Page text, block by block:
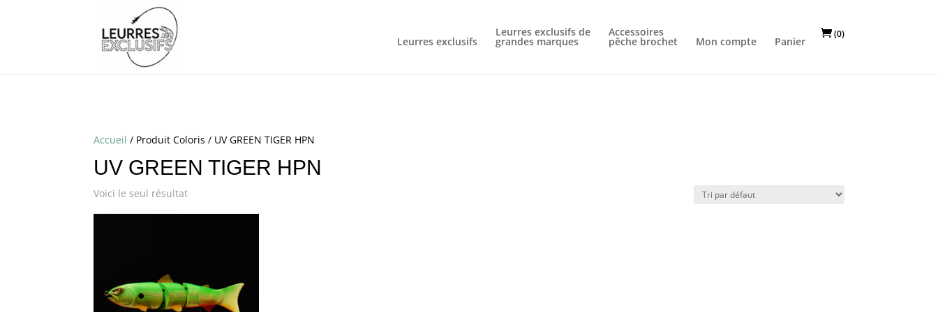
Leurres exclusifs
Leurres exclusifs de
grandes marques
Accessoires
pêche brochet Mon compte Panier
(0)
Accueil / Produit Coloris / UV GREEN TIGER HPN
UV GREEN TIGER HPN
Voici le seul résultat